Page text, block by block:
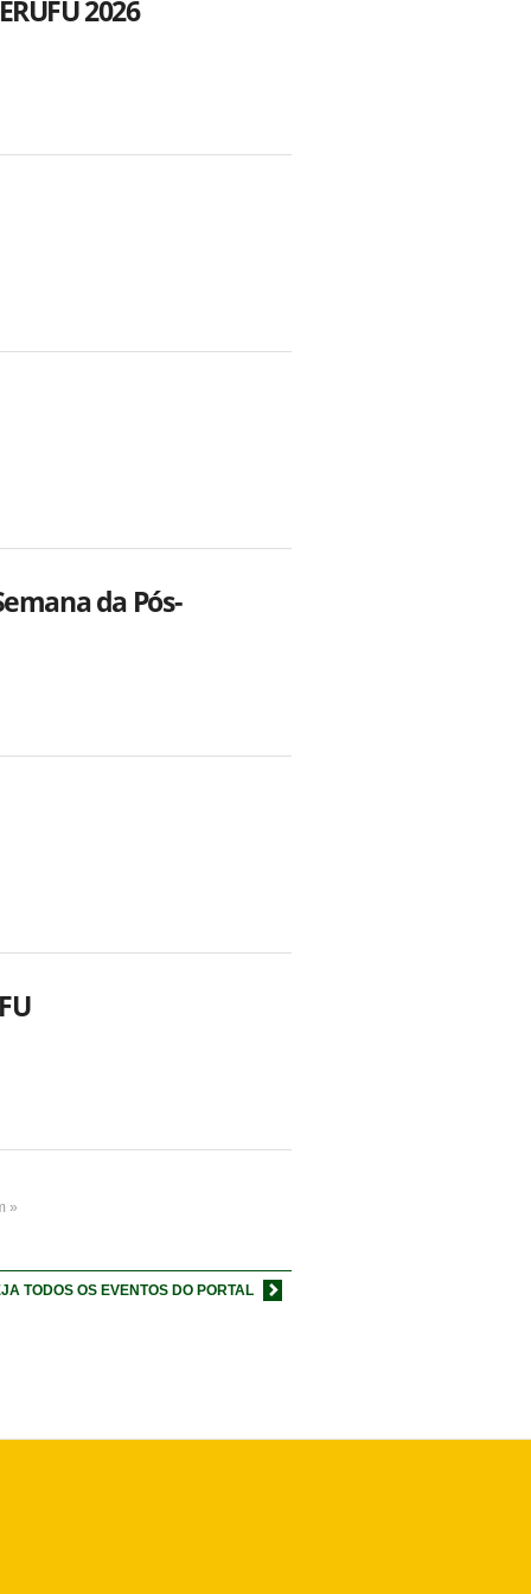
2026
da Pós-
»
TODOS OS EVENTOS DO PORTAL